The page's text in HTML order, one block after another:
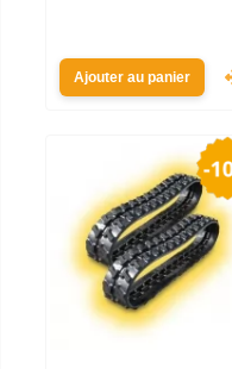
Ajouter au panier